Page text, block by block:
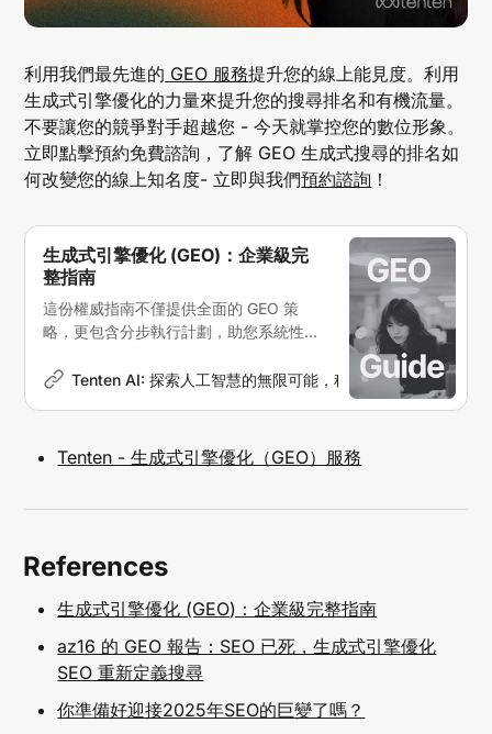
構化數據至關重要。
內容提升品牌形象。
用戶體驗（參與度）：參與度的重要性和對話的受
歡迎程度可能影響 GEO。
利用我們最先進的 GEO 服務提升您的線上能見度。利用
生成式引擎優化的力量來提升您的搜尋排名和有機流量。
不要讓您的競爭對手超越您 - 今天就掌控您的數位形象。
立即點擊預約免費諮詢，了解 GEO 生成式搜尋的排名如
何改變您的線上知名度- 立即與我們預約諮詢 ！
生成式引擎優化 (GEO)：企業級完
整指南
這份權威指南不僅提供全面的 GEO 策
略，更包含分步執行計劃，助您系統性地
增長Tenten AI: 探索人工智慧的無限可能，科技新聞深度解析
Tenten - 生成式引擎優化（GEO）服務
References
生成式引擎優化 (GEO)：企業級完整指南
az16 的 GEO 報告：SEO 已死，生成式引擎優化
SEO 重新定義搜尋
你準備好迎接2025年SEO的巨變了嗎？